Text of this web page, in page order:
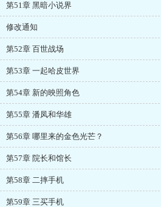
第51章 黑暗小说界
修改通知
第52章 百世战场
第53章 一起哈皮世界
第54章 新的映照角色
第55章 潘凤和华雄
第56章 哪里来的金色光芒？
第57章 院长和馆长
第58章 二摔手机
第59章 三买手机